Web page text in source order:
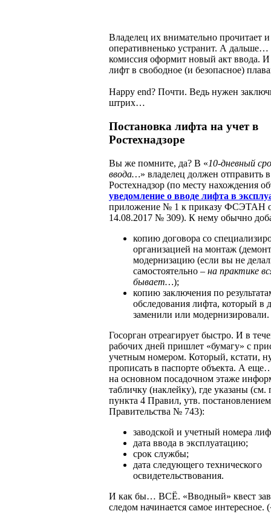
Владелец их внимательно прочитает и
оперативненько устранит. А дальше…
комиссия оформит новый акт ввода. И
лифт в свободное (и безопасное)
Happy end? Почти. Ведь нужен
штрих…
Постановка лифта на учет в
Ростехнадзоре
Вы же помните, да? В «10-дневный
ввода…» владелец должен отправить в
Ростехнадзор (по месту нахождения
уведомление о вводе лифта в
приложение № 1 к приказу ФСЭТАН
14.08.2017 № 309). К нему обычно
копию договора со
организацией на монтаж
модернизацию (если вы не
самостоятельно – на практике
бывает…);
копию заключения по
обследования лифта, который в
заменили или модернизировали.
Госорган отреагирует быстро. И в
рабочих дней пришлет «бумагу» с
учетным номером. Который, кстати,
прописать в паспорте объекта. А
на основном посадочном этаже
табличку (наклейку), где указаны (см.
пункта 4 Правил, утв. постановлением
Правительства № 743):
заводской и учетный номера
дата ввода в эксплуатацию;
срок службы;
дата следующего технического
освидетельствования.
И как бы… ВСЁ. «Вводный» квест
следом начинается самое интересное.